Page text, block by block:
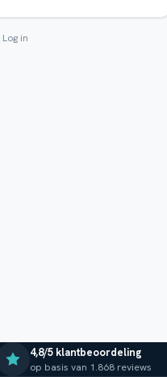
Log in
4,8/5 klantbeoordeling
op basis van 1.868 reviews